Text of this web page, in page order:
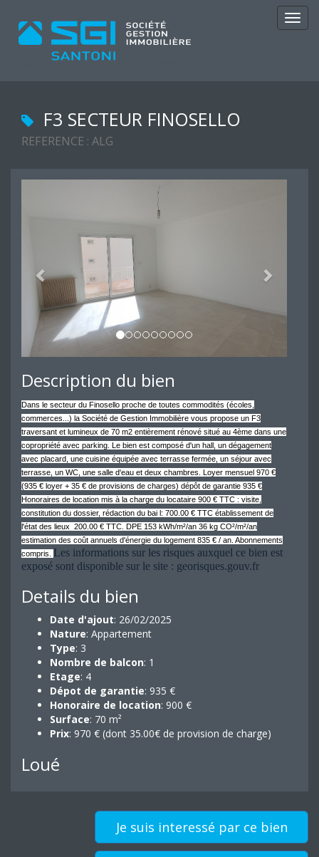
F3 SECTEUR FINOSELLO
REFERENCE : ALG
Description du bien
Dans le secteur du Finosello proche de toutes commodités (écoles,
commerces...) la Société de Gestion Immobilière vous propose un F3
traversant et lumineux de 70 m2 entièrement rénové situé au 4ème dans une
copropriété avec parking. Le bien est composé d'un hall, un dégagement
avec placard, une cuisine équipée avec terrasse fermée, un séjour avec
terrasse, un WC, une salle d'eau et deux chambres. Loyer mensuel 970 €
(935 € loyer + 35 € de provisions de charges) dépôt de garantie 935 €
Honoraires de location mis à la charge du locataire 900 € TTC : visite,
constitution du dossier, rédaction du bai l: 700.00 € TTC établissement de
l'état des lieux 200.00 € TTC. DPE 153 kWh/m²/an 36 kg CO²/m²/an
estimation des coût annuels d'énergie du logement 835 € / an. Abonnements
compris. Les informations sur les risques auxquel ce bien est
exposé sont disponible sur le site : georisques.gouv.fr
Details du bien
Date d'ajout: 26/02/2025
Nature: Appartement
Type: 3
Nombre de balcon: 1
Etage: 4
Dépot de garantie: 935 €
Honoraire de location: 900 €
Surface: 70 m²
Prix: 970 € (dont 35.00€ de provision de charge)
Loué
Je suis interessé par ce bien